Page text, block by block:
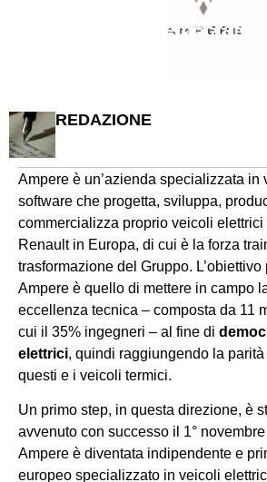
Ampere per la
REDAZIONE
Ampere è un’azienda specializzata in
software che progetta, sviluppa,
commercializza proprio veicoli elettrici
Renault in Europa, di cui è la forza
trasformazione del Gruppo.
Ampere è quello di mettere in campo
eccellenza tecnica – composta da 11
cui il 35% ingegneri – al fine di
elettrici , quindi raggiungendo la
questi e i veicoli termici.
Un primo step, in questa direzione, è
avvenuto con successo il 1°
Ampere è diventata indipendente e
europeo specializzato in veicoli